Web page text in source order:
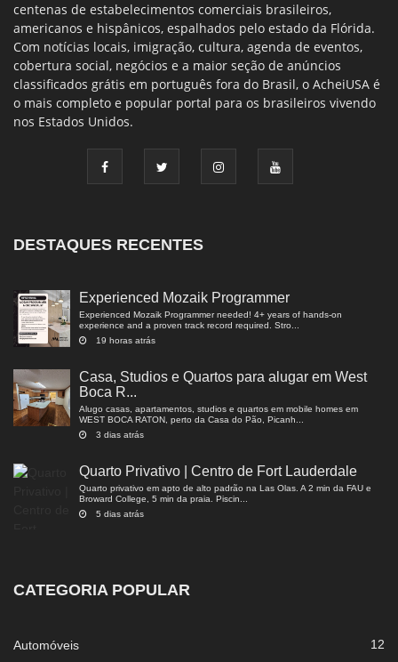
centenas de estabelecimentos comerciais brasileiros,
americanos e hispânicos, espalhados pelo estado da Flórida.
Com notícias locais, imigração, cultura, agenda de eventos,
cobertura social, negócios e a maior seção de anúncios
classificados grátis em português fora do Brasil, o AcheiUSA é
o mais completo e popular portal para os brasileiros vivendo
nos Estados Unidos.
DESTAQUES RECENTES
Experienced Mozaik Programmer
Experienced Mozaik Programmer needed! 4+ years of hands-on
experience and a proven track record required. Stro...
19 horas atrás
Casa, Studios e Quartos para alugar em West
Boca R...
Alugo casas, apartamentos, studios e quartos em mobile homes em
WEST BOCA RATON, perto da Casa do Pão, Picanh...
3 dias atrás
Quarto Privativo | Centro de Fort Lauderdale
Quarto privativo em apto de alto padrão na Las Olas. A 2 min da FAU e
Broward College, 5 min da praia. Piscin...
5 dias atrás
CATEGORIA POPULAR
Automóveis 12